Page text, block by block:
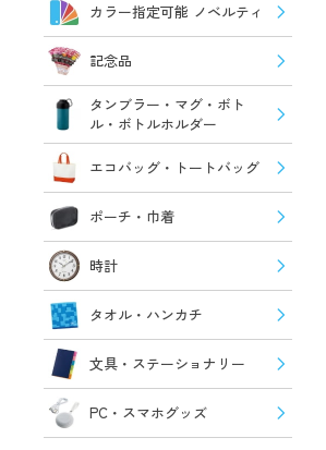
カラー指定可能 ノベルティ
記念品
タンブラー・マグ・ボト
ル・ボトルホルダー
エコバッグ・トートバッグ
ポーチ・巾着
時計
タオル・ハンカチ
文具・ステーショナリー
PC・スマホグッズ